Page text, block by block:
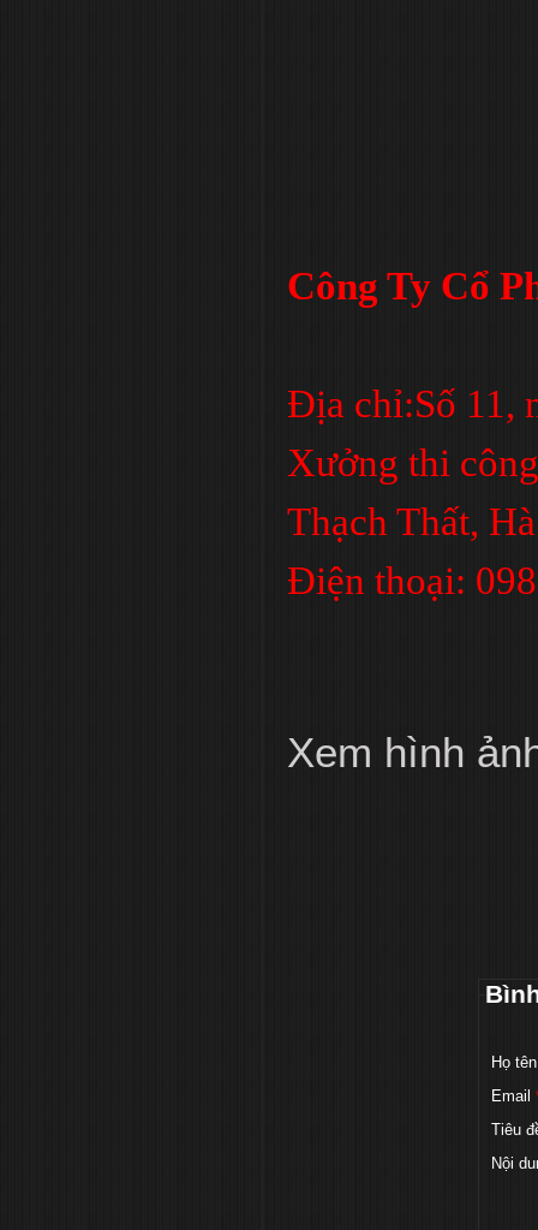
Công Ty Cổ
Địa chỉ:Số 11,
Xưởng thi
Thạch Thất,
Điện thoại:
Xem hình
Họ tên
Email
Tiêu
Nội